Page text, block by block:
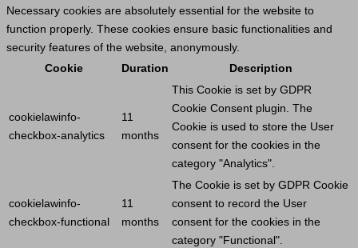
Necessary cookies are absolutely essential for the website to
function properly. These cookies ensure basic functionalities and
security features of the website, anonymously.
Cookie
Duration Description
cookielawinfo-
checkbox-analytics
11
months
This Cookie is set by GDPR
Cookie Consent plugin. The
Cookie is used to store the User
consent for the cookies in the
category "Analytics".
cookielawinfo-
checkbox-functional
11
months
The Cookie is set by GDPR Cookie
consent to record the User
consent for the cookies in the
category "Functional".